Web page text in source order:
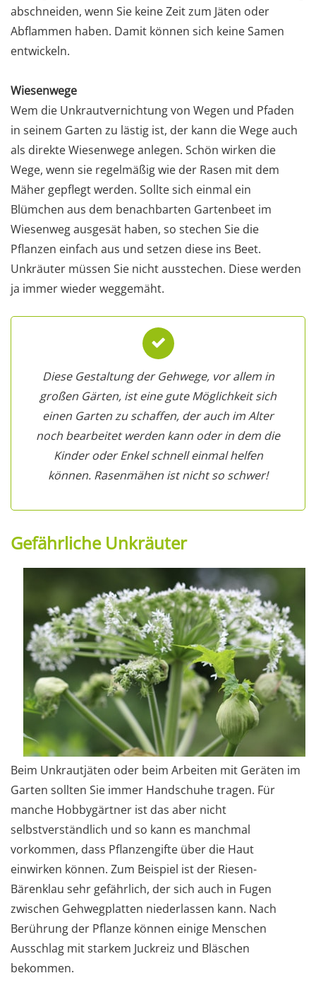
abschneiden, wenn Sie keine Zeit zum Jäten oder
Abflammen haben. Damit können sich keine Samen
entwickeln.
Wiesenwege
Wem die Unkrautvernichtung von Wegen und Pfaden
in seinem Garten zu lästig ist, der kann die Wege auch
als direkte Wiesenwege anlegen. Schön wirken die
Wege, wenn sie regelmäßig wie der Rasen mit dem
Mäher gepflegt werden. Sollte sich einmal ein
Blümchen aus dem benachbarten Gartenbeet im
Wiesenweg ausgesät haben, so stechen Sie die
Pflanzen einfach aus und setzen diese ins Beet.
Unkräuter müssen Sie nicht ausstechen. Diese werden
ja immer wieder weggemäht.
Diese Gestaltung der Gehwege, vor allem in
großen Gärten, ist eine gute Möglichkeit sich
einen Garten zu schaffen, der auch im Alter
noch bearbeitet werden kann oder in dem die
Kinder oder Enkel schnell einmal helfen
können. Rasenmähen ist nicht so schwer!
Gefährliche Unkräuter
Beim Unkrautjäten oder beim Arbeiten mit Geräten im
Garten sollten Sie immer Handschuhe tragen. Für
manche Hobbygärtner ist das aber nicht
selbstverständlich und so kann es manchmal
vorkommen, dass Pflanzengifte über die Haut
einwirken können. Zum Beispiel ist der Riesen-
Bärenklau sehr gefährlich, der sich auch in Fugen
zwischen Gehwegplatten niederlassen kann. Nach
Berührung der Pflanze können einige Menschen
Ausschlag mit starkem Juckreiz und Bläschen
bekommen.